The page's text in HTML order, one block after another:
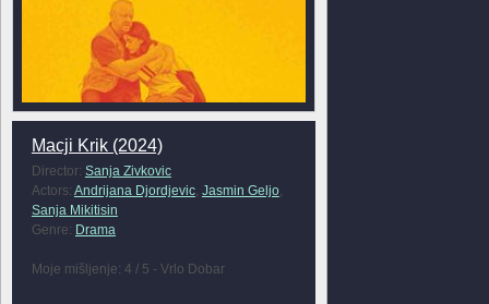
Macji Krik (2024)
Director: Sanja Zivkovic
Actors: Andrijana Djordjevic, Jasmin Geljo,
Sanja Mikitisin
Genre: Drama
Moje mišljenje: 4 / 5 - Vrlo Dobar